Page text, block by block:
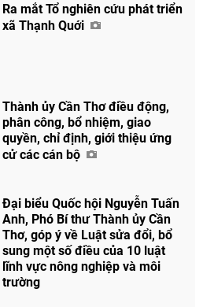
Ra mắt Tổ nghiên cứu phát triển
xã Thạnh Quới
Thành ủy Cần Thơ điều động,
phân công, bổ nhiệm, giao
quyền, chỉ định, giới thiệu ứng
cử các cán bộ
Đại biểu Quốc hội Nguyễn Tuấn
Anh, Phó Bí thư Thành ủy Cần
Thơ, góp ý về Luật sửa đổi, bổ
sung một số điều của 10 luật
lĩnh vực nông nghiệp và môi
trường